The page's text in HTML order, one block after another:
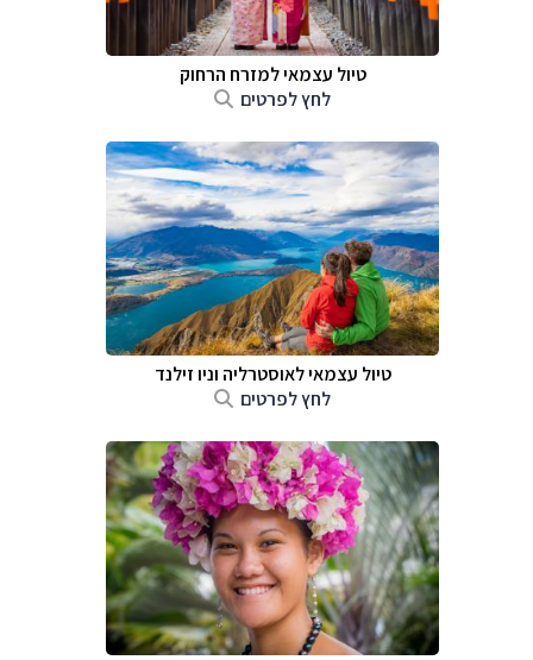
טיול עצמאי למזרח הרחוק
לחץ לפרטים
טיול עצמאי לאוסטרליה וניו זילנד
לחץ לפרטים